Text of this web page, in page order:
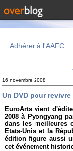
Adhérer à l'AAFC
16 novembre 2008
Un DVD pour
EuroArts vient
2008 à Pyongyang
dans les meilleures
Etats-Unis et la
édition figure aussi
cet événement